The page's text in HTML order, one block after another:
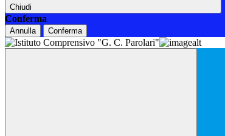
Chiudi
Conferma
Annulla Conferma